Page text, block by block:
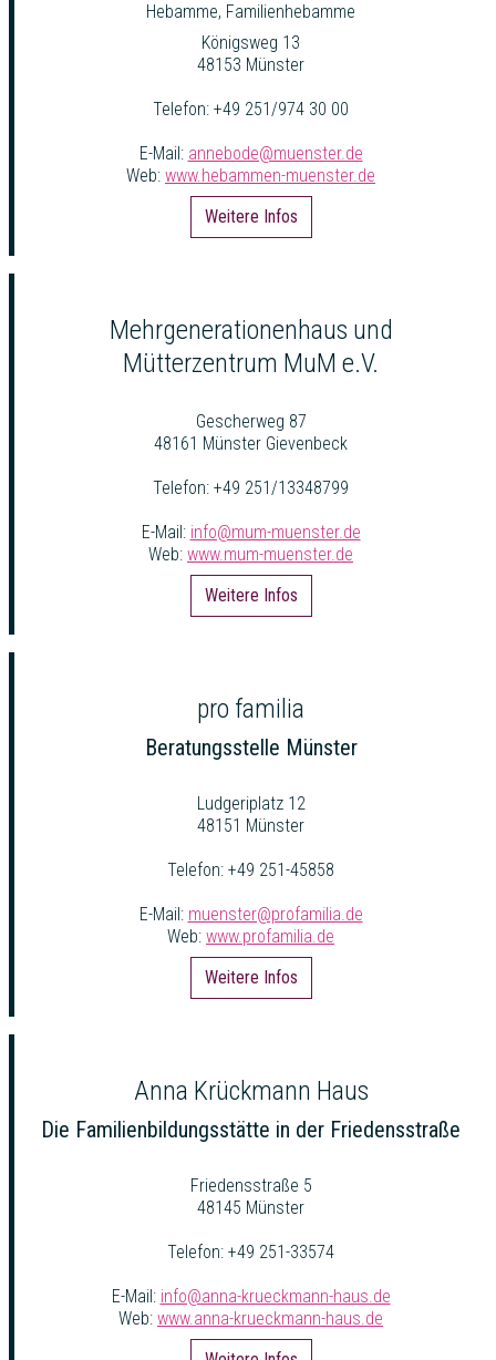
Hebamme, Familienhebamme
Königsweg 13
48153 Münster
Telefon: +49 251/974 30 00
E-Mail: annebode@muenster.de
Web: www.hebammen-muenster.de
Weitere Infos
Mehrgenerationenhaus und
Mütterzentrum MuM e.V.
Gescherweg 87
48161 Münster Gievenbeck
Telefon: +49 251/13348799
E-Mail: info@mum-muenster.de
Web: www.mum-muenster.de
Weitere Infos
pro familia
Beratungsstelle Münster
Ludgeriplatz 12
48151 Münster
Telefon: +49 251-45858
E-Mail: muenster@profamilia.de
Web: www.profamilia.de
Weitere Infos
Anna Krückmann Haus
Die Familienbildungsstätte in der Friedensstraße
Friedensstraße 5
48145 Münster
Telefon: +49 251-33574
E-Mail: info@anna-krueckmann-haus.de
Web: www.anna-krueckmann-haus.de